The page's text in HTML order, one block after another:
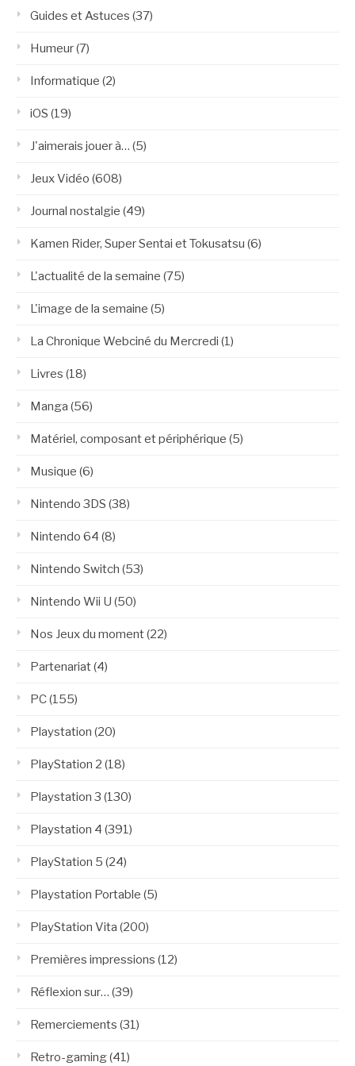
Guides et Astuces (37)
Humeur(7)
Informatique (2)
iOS (19)
J'aimerais jouer à… (5)
Jeux Vidéo (608)
Journal nostalgie (49)
Kamen Rider, Super Sentai et Tokusatsu (6)
L'actualité de la semaine (75)
L'image de la semaine (5)
La Chronique Webciné du Mercredi (1)
Livres (18)
Manga (56)
Matériel, composant et périphérique (5)
Musique (6)
Nintendo 3DS (38)
Nintendo 64 (8)
Nintendo Switch (53)
Nintendo Wii U (50)
Nos Jeux du moment(22)
Partenariat(4)
PC(155)
Playstation (20)
PlayStation 2 (18)
Playstation 3 (130)
Playstation 4 (391)
PlayStation 5 (24)
Playstation Portable (5)
PlayStation Vita (200)
Premières impressions (12)
Réflexion sur… (39)
Remerciements (31)
Retro-gaming(41)